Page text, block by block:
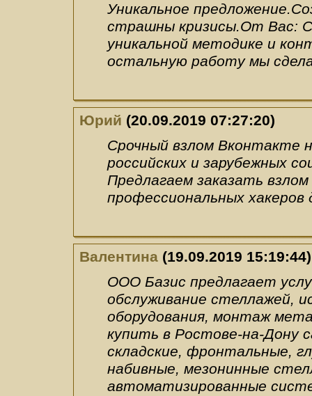
Уникальное
страшны кризисы.От Вас:
уникальной методике и
остальную работу мы
Юрий (20.09.2019 07:27:20)
Срочный взлом Вконтакте
российских и зарубежных
Предлагаем заказать
профессиональных хакеров
Валентина (19.09.2019 15:19:44)
ООО Базис предлагает
обслуживание стеллажей,
оборудования, монтаж
купить в Ростове-на-Дону
складские, фронтальные,
набивные, мезонинные
автоматизированные